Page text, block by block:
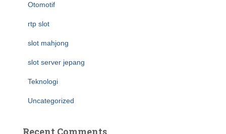
Otomotif
rtp slot
slot mahjong
slot server jepang
Teknologi
Uncategorized
Recent Comments